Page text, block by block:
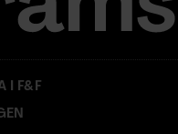
I F&F